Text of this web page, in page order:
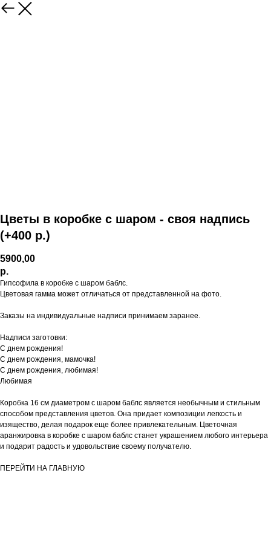
Цветы в коробке с шаром - своя надпись
(+400 р.)
5900,00
р.
Гипсофила в коробке с шаром баблс.
Цветовая гамма может отличаться от представленной на фото.
Заказы на индивидуальные надписи принимаем заранее.
Надписи заготовки:
С днем рождения!
С днем рождения, мамочка!
С днем рождения, любимая!
Любимая
Коробка 16 см диаметром с шаром баблс является необычным и стильным
способом представления цветов. Она придает композиции легкость и
изящество, делая подарок еще более привлекательным. Цветочная
аранжировка в коробке с шаром баблс станет украшением любого интерьера
и подарит радость и удовольствие своему получателю.
ПЕРЕЙТИ НА ГЛАВНУЮ